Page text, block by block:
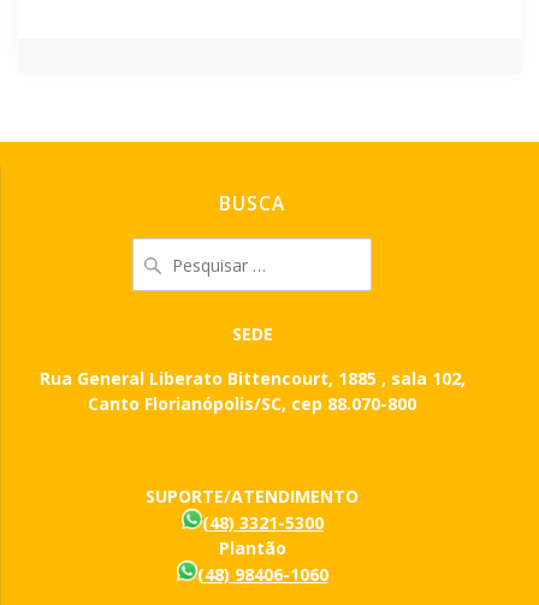
BUSCA
por:
SEDE
Rua General Liberato Bittencourt, 1885 , sala 102,
Canto Florianópolis/SC, cep 88.070-800
SUPORTE/ATENDIMENTO
(48) 3321-5300
Plantão
(48) 98406-1060